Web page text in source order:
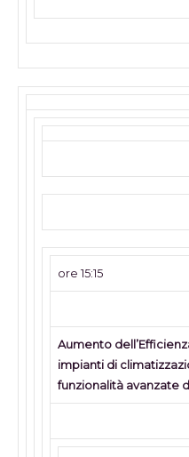
ore 15:15
Aumento
impianti di
funzionalità avanzate